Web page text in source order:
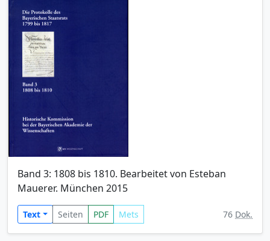
Band 3: 1808 bis 1810. Bearbeitet von Esteban
Mauerer. München 2015
Text Seiten PDF Mets 76 Dok.